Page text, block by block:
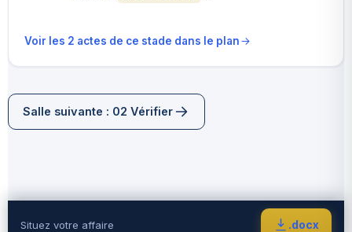
Voir les 2 actes de ce stade dans le plan
Salle suivante : 02 Vérifier
Situez votre affaire .docx